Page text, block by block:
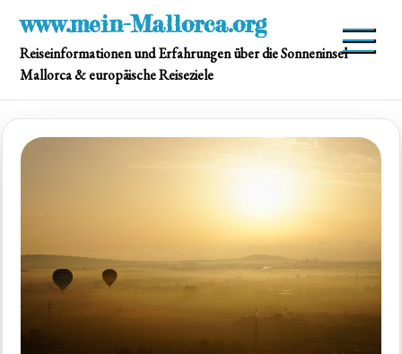
content
www.mein-Mallorca.org
Reiseinformationen und Erfahrungen über die Sonneninsel
Mallorca & europäische Reiseziele